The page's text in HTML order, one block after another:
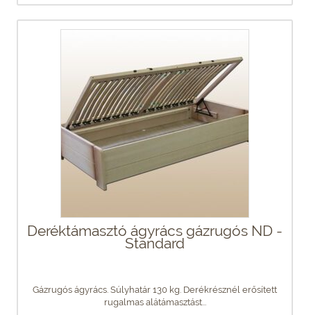
Deréktámasztó ágyrács gázrugós ND -
Standard
Gázrugós ágyrács. Súlyhatár 130 kg. Derékrésznél erősített
rugalmas alátámasztást...